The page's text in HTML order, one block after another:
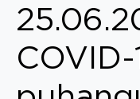
COVID-